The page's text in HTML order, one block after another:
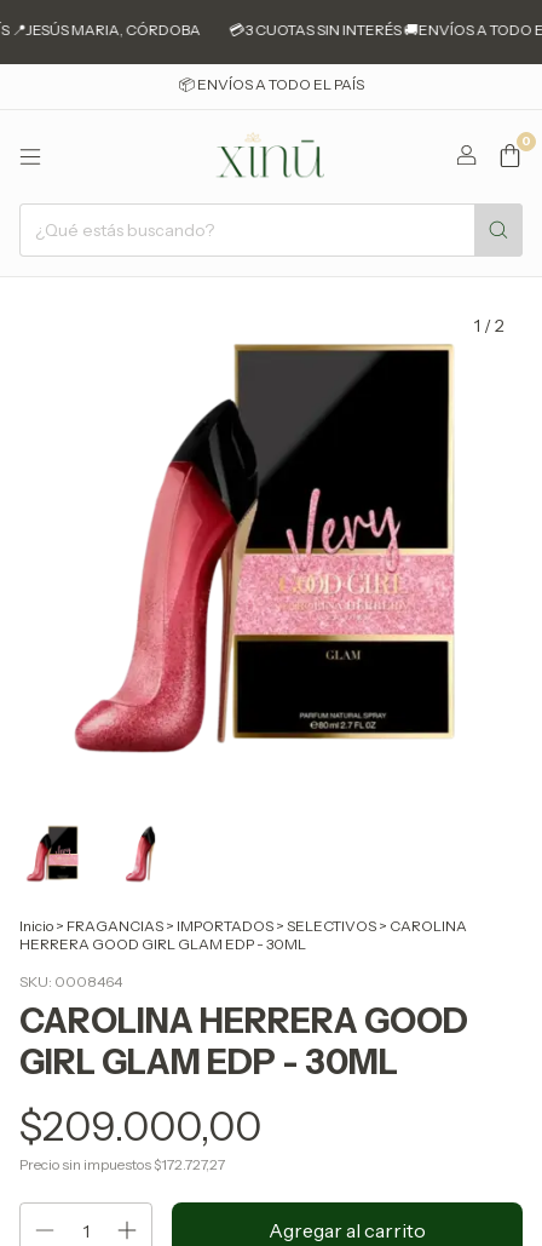
MARIA, CÓRDOBA 💳3 CUOTAS SIN INTERÉS 🚚ENVÍOS A TODO
📦 ENVÍOS A TODO EL PAÍS
0
1 /2
Inicio > FRAGANCIAS > IMPORTADOS > SELECTIVOS > CAROLINA
HERRERA GOOD GIRL GLAM EDP - 30ML
SKU: 0008464
CAROLINA HERRERA GOOD
GIRL GLAM EDP - 30ML
$209.000,00
Precio sin impuestos $172.727,27